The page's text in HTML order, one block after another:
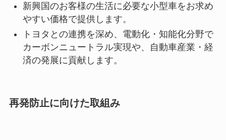
新興国のお客様の生活に必要な小型車をお求め
やすい価格で提供します。
トヨタとの連携を深め、電動化・知能化分野で
カーボンニュートラル実現や、自動車産業・経
済の発展に貢献します。
再発防止に向けた取組み